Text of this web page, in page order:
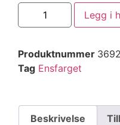
Legg i
Produktnummer
Tag Ensfarget
Beskrivelse